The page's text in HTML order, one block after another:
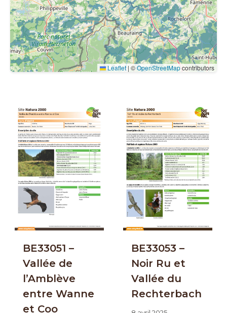
Leaflet | ©OpenStreetMapcontributors
BE33051 –
Vallée de
l’Amblève
entre Wanne
et Coo
BE33053 –
Noir Ru et
Vallée du
Rechterbach